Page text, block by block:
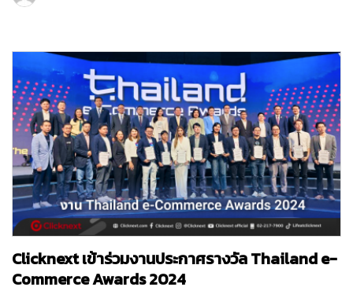
ปี 2564 จนปัจจุบันเข้าปีที่ 3 ทีม MakeWebEasy Indonesia ของเรา
15,000…
Clicknext เข้าร่วมงานประกาศรางวัล Thailand e-
Commerce Awards 2024